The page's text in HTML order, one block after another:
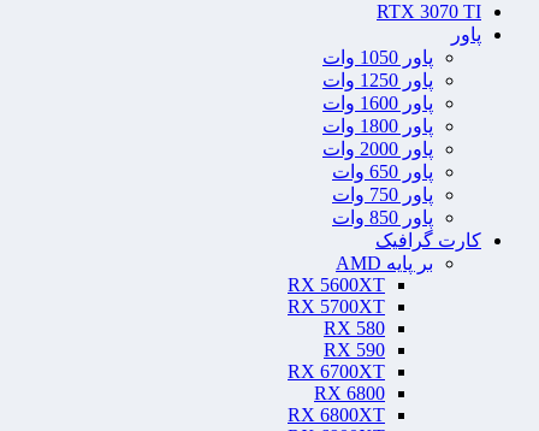
RTX 3070 TI
پاور
پاور 1050 وات
پاور 1250 وات
پاور 1600 وات
پاور 1800 وات
پاور 2000 وات
پاور 650 وات
پاور 750 وات
پاور 850 وات
کارت گرافیک
بر پایه AMD
RX 5600XT
RX 5700XT
RX 580
RX 590
RX 6700XT
RX 6800
RX 6800XT